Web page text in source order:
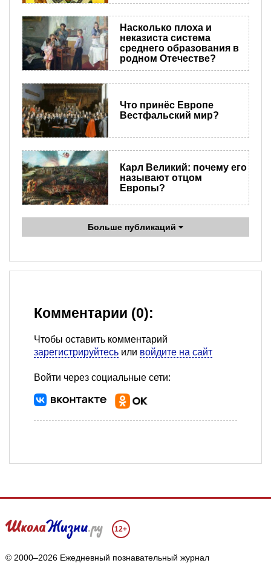
Насколько плоха и
неказиста система
среднего образования в
родном Отечестве?
Что принёс Европе
Вестфальский мир?
Карл Великий: почему его
называют отцом
Европы?
Больше публикаций
Комментарии (0):
Чтобы оставить комментарий
зарегистрируйтесь или войдите на сайт
Войти через социальные сети:
12+
© 2000–2026 Ежедневный познавательный журнал